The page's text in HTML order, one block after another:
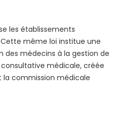
les établissements
même loi institue une
des médecins à la gestion de
consultative médicale, créée
la commission médicale